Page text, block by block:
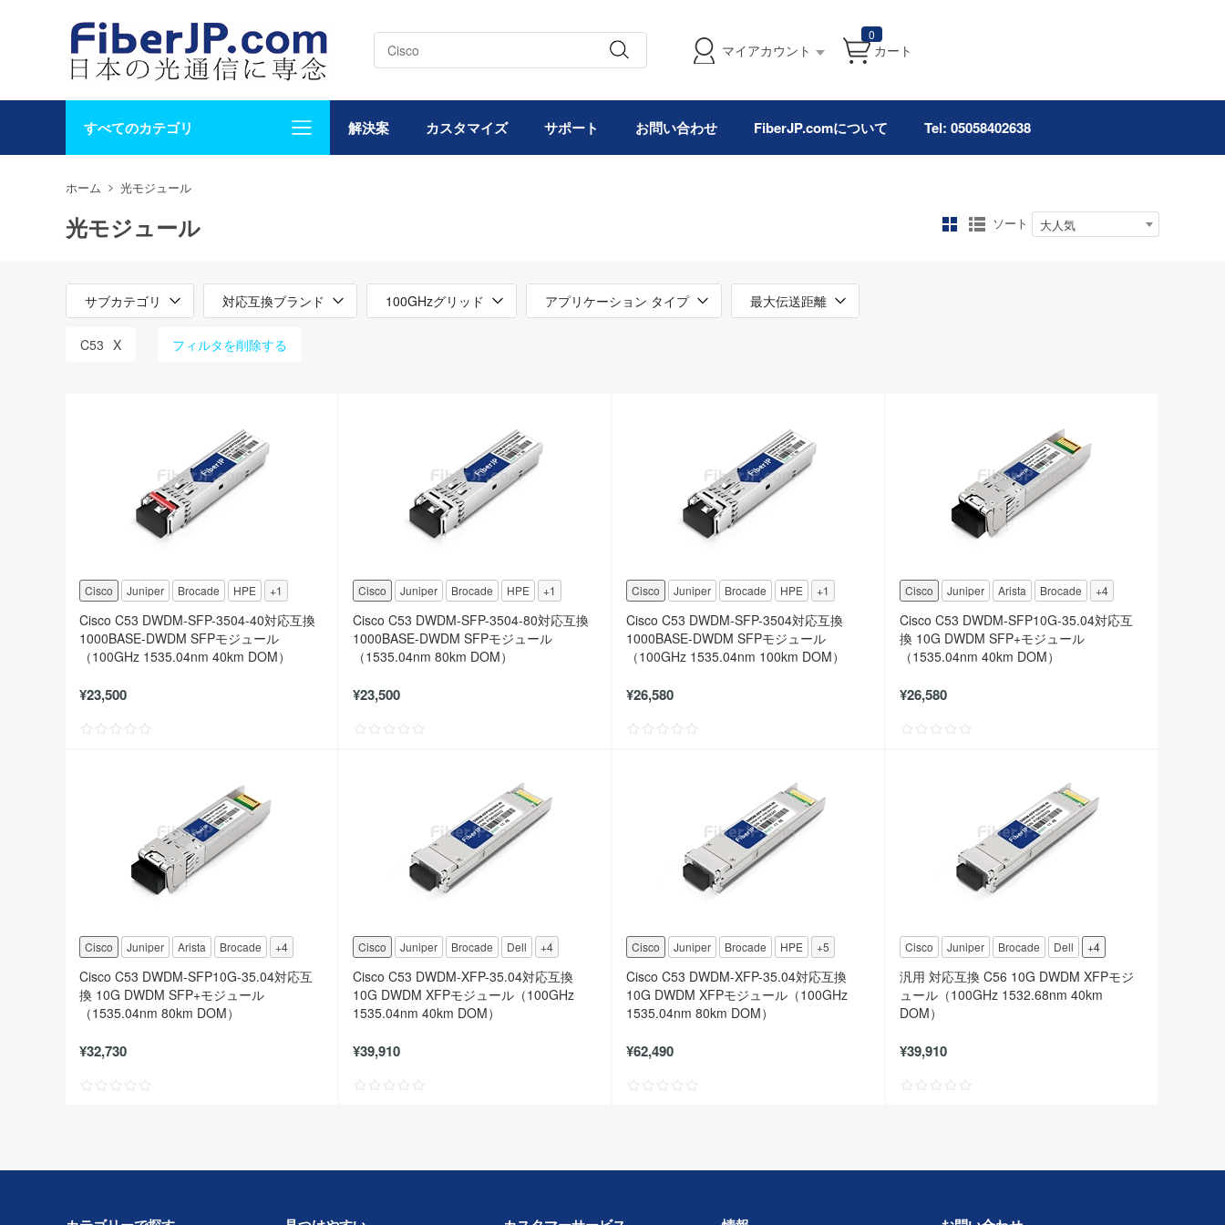
マイアカウント
0
カート
すべてのカテゴリ 解決案 カスタマイズ サポート お問い合わせ FiberJP.comについて Tel: 05058402638
ホーム 光モジュール
光モジュール ソート 大人気
サブカテゴリ 対応互換ブランド 100GHzグリッド アプリケーション タイプ 最大伝送距離
C53 X フィルタを削除する
Cisco Juniper Brocade HPE +1
Cisco C53 DWDM-SFP-3504-40対応互換
1000BASE-DWDM SFPモジュール
（100GHz 1535.04nm 40km DOM）
¥23,500
Cisco Juniper Brocade HPE +1
Cisco C53 DWDM-SFP-3504-80対応互換
1000BASE-DWDM SFPモジュール
（1535.04nm 80km DOM）
¥23,500
Cisco Juniper Brocade HPE +1
Cisco C53 DWDM-SFP-3504対応互換
1000BASE-DWDM SFPモジュール
（100GHz 1535.04nm 100km DOM）
¥26,580
Cisco Juniper Arista Brocade +4
Cisco C53 DWDM-SFP10G-35.04対応互
換 10G DWDM SFP+モジュール
（1535.04nm 40km DOM）
¥26,580
Cisco Juniper Arista Brocade +4
Cisco C53 DWDM-SFP10G-35.04対応互
換 10G DWDM SFP+モジュール
（1535.04nm 80km DOM）
¥32,730
Cisco Juniper Brocade Dell +4
Cisco C53 DWDM-XFP-35.04対応互換
10G DWDM XFPモジュール（100GHz
1535.04nm 40km DOM）
¥39,910
Cisco Juniper Brocade HPE +5
Cisco C53 DWDM-XFP-35.04対応互換
10G DWDM XFPモジュール（100GHz
1535.04nm 80km DOM）
¥62,490
Cisco Juniper Brocade Dell +4
汎用 対応互換 C56 10G DWDM XFPモジ
ュール（100GHz 1532.68nm 40km
DOM）
¥39,910